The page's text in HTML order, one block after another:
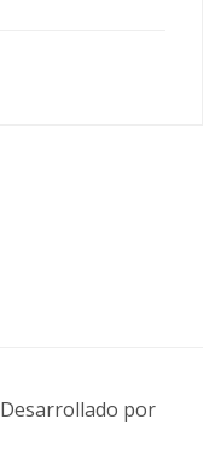
Desarrollado por